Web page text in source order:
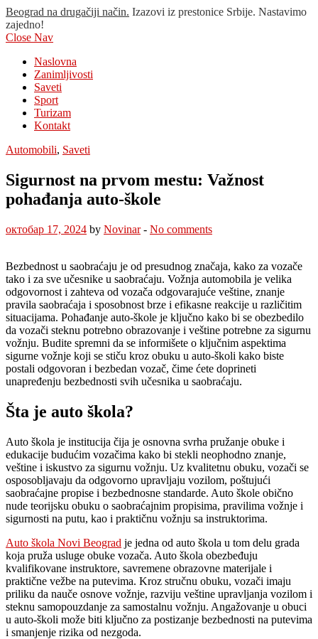
Beograd na drugačiji način. Izazovi iz prestonice Srbije. Nastavimo
zajedno!
Close Nav
Naslovna
Zanimljivosti
Saveti
Sport
Turizam
Kontakt
Automobili, Saveti
Sigurnost na prvom mestu: Važnost
pohađanja auto-škole
октобар 17, 2024 by Novinar- No comments
Bezbednost u saobraćaju je od presudnog značaja, kako za vozače
tako i za sve učesnike u saobraćaju. Vožnja automobila je velika
odgovornost i zahteva od vozača odgovarajuće veštine, znanje
pravila saobraćaja i sposobnost brze i efikasne reakcije u različitim
situacijama. Pohađanje auto-škole je ključno kako bi se obezbedilo
da vozači steknu potrebno obrazovanje i veštine potrebne za sigurnu
vožnju. Budite spremni da se informišete o ključnim aspektima
sigurne vožnje koji se stiču kroz obuku u auto-školi kako biste
postali odgovoran i bezbedan vozač, čime ćete doprineti
unapređenju bezbednosti svih učesnika u saobraćaju.
Šta je auto škola?
Auto škola je institucija čija je osnovna svrha pružanje obuke i
edukacije budućim vozačima kako bi stekli neophodno znanje,
veštine i iskustvo za sigurnu vožnju. Uz kvalitetnu obuku, vozači se
osposobljavaju da odgovorno upravljaju vozilom, poštujući
saobraćajne propise i bezbednosne standarde. Auto škole obično
nude teorijsku obuku o saobraćajnim propisima, pravilima vožnje i
sigurnosti na putu, kao i praktičnu vožnju sa instruktorima.
Auto škola Novi Beograd je jedna od auto škola u tom delu grada
koja pruža usluge obuke vozača. Auto škola obezbeđuju
kvalifikovane instruktore, savremene obrazovne materijale i
praktične vežbe na putevima. Kroz stručnu obuku, vozači imaju
priliku da nauče osnove vožnje, razviju veštine upravljanja vozilom i
steknu samopouzdanje za samostalnu vožnju. Angažovanje u obuci
u auto-školi može biti ključno za postizanje bezbednosti na putevima
i smanjenje rizika od nezgoda.